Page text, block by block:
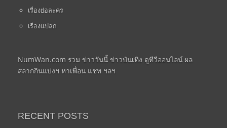
เรื่องย่อละคร
เรื่องแปลก
NumWan.com รวม ข่าววันนี้ ข่าวบันเทิง ดูทีวีออนไลน์ ผล
สลากกินแบ่งฯ หาเพื่อน แชท ฯลฯ
RECENT POSTS